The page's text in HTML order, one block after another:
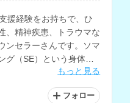
援経験をお持ちで、ひ
、精神疾患、トラウマな
ンセラーさんです。ソマ
（SE）という身体か
ンセリングを行われてい
もっと見る
フォロー